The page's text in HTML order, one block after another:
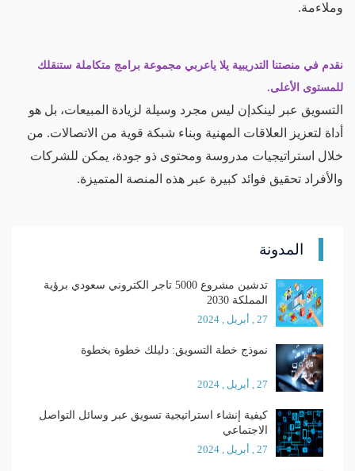
وملاءمة.
نقدم في منصتنا التدريبية يلا ياعربي مجموعة برامج متكاملة ستنقلك
للمستوى الأعلى.
التسويق عبر لينكدإن ليس مجرد وسيلة لزيادة المبيعات، بل هو
أداة لتعزيز العلاقات المهنية وبناء شبكة قوية من الاتصالات. من
خلال استراتيجيات مدروسة ومحتوى ذو جودة، يمكن للشركات
والأفراد تحقيق فوائد كبيرة عبر هذه المنصة المتميزة.
المدونة
تدشين مشروع 5000 تاجر الكتروني سعودي برؤية
المملكة 2030
27 , أبريل , 2024
نموذج خطة التسويق: دليلك خطوة بخطوة
27 , أبريل , 2024
كيفية إنشاء استراتيجية تسويق عبر وسائل التواصل
الاجتماعي
27 , أبريل , 2024